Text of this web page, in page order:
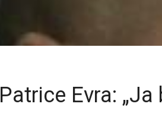
Patrice Evra: